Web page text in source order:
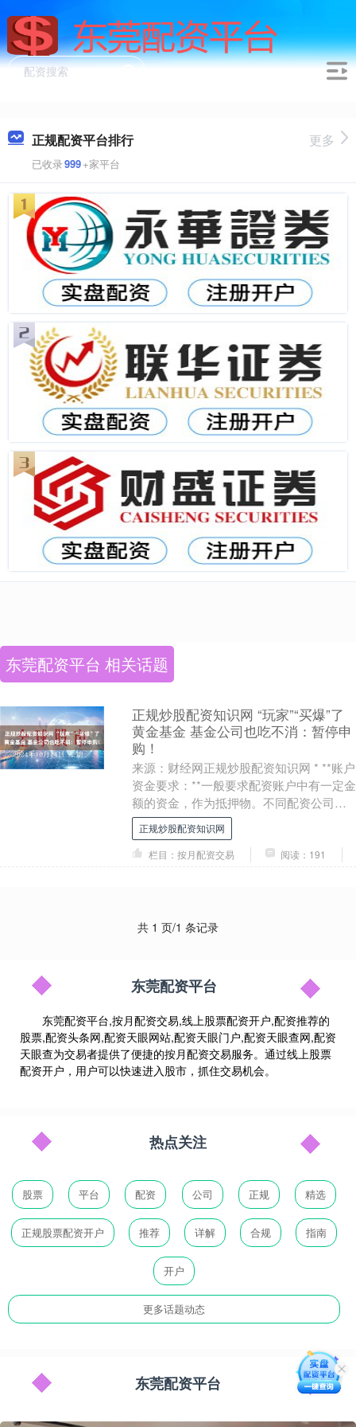
正规配资平台排行
已收录999+家平台
更多
东莞配资平台 相关话题
正规炒股配资知识网 “玩家”“买爆”了
黄金基金 基金公司也吃不消：暂停申
购！
来源：财经网正规炒股配资知识网 * **账户
资金要求：**一般要求配资账户中有一定金
额的资金，作为抵押物。不同配资公司对
资金要求不同，通常在10万元至50万元
之....
正规炒股配资知识网
栏目：按月配资交易
阅读：191
共 1 页/1 条记录
东莞配资平台
东莞配资平台,按月配资交易,线上股票配资开户,配资推荐的
股票,配资头条网,配资天眼网站,配资天眼门户,配资天眼查网,配资
天眼查为交易者提供了便捷的按月配资交易服务。通过线上股票
配资开户，用户可以快速进入股市，抓住交易机会。
热点关注
股票 平台 配资 公司 正规 精选
正规股票配资开户 推荐 详解 合规 指南
开户
更多话题动态
东莞配资平台